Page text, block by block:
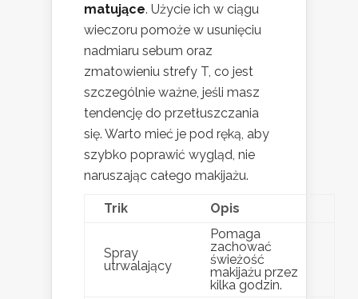
matujące. Użycie ich w ciągu
wieczoru pomoże w usunięciu
nadmiaru sebum oraz
zmatowieniu strefy T, co jest
szczególnie ważne, jeśli masz
tendencję do przetłuszczania
się. Warto mieć je pod ręką, aby
szybko poprawić wygląd, nie
naruszając całego makijażu.
Trik Opis
Spray
utrwalający
Pomaga
zachować
świeżość
makijażu przez
kilka godzin.